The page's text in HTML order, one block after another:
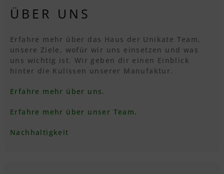
ÜBER UNS
Erfahre mehr über das Haus der Unikate Team,
unsere Ziele, wofür wir uns einsetzen und was
uns wichtig ist. Wir geben dir einen Einblick
hinter die Kulissen unserer Manufaktur.
Erfahre mehr über uns.
Erfahre mehr über unser Team.
Nachhaltigkeit